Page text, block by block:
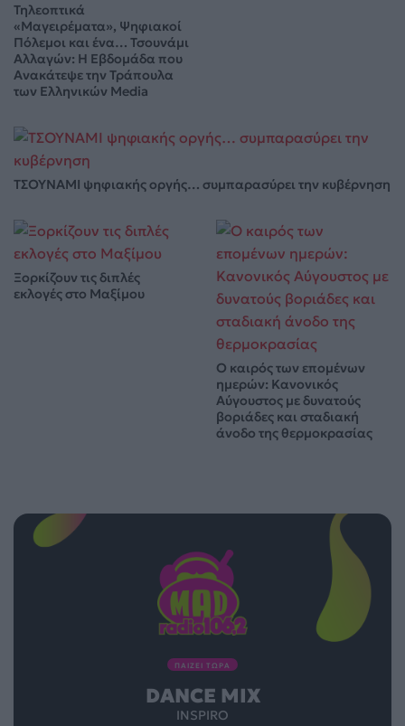
Τηλεοπτικά
«Μαγειρέματα», Ψηφιακοί
Πόλεμοι και ένα… Τσουνάμι
Αλλαγών: Η Εβδομάδα που
Ανακάτεψε την Τράπουλα
των Ελληνικών Media
ΤΣΟΥΝΑΜΙ ψηφιακής οργής… συμπαρασύρει την κυβέρνηση
Ξορκίζουν τις διπλές
εκλογές στο Μαξίμου
Ο καιρός των επομένων
ημερών: Κανονικός
Αύγουστος με δυνατούς
βοριάδες και σταδιακή
άνοδο της θερμοκρασίας
ΠΑΙΖΕΙ ΤΩΡΑ
DANCE MIX
INSPIRO